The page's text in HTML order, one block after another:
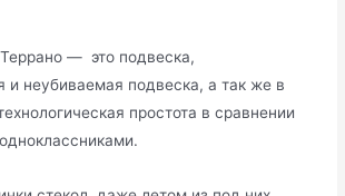
— это подвеска,
и неубиваемая подвеска, а так же в
простота в сравнении